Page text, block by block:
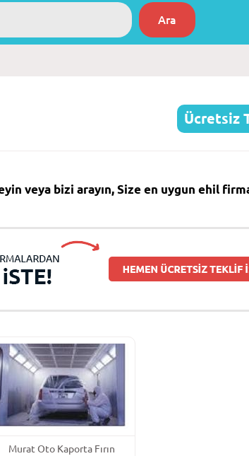
Ücretsiz
veya bizi arayın, Size en uygun ehil
Murat Oto Kaporta Fırın